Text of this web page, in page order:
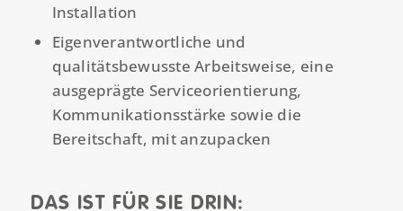
Installation
Eigenverantwortliche und
qualitätsbewusste Arbeitsweise, eine
ausgeprägte Serviceorientierung,
Kommunikationsstärke sowie die
Bereitschaft, mit anzupacken
DAS IST FÜR SIE DRIN: